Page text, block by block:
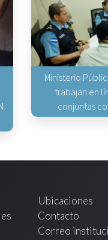
Ministerio
trabajan en
conjuntas
Ubicaciones
Contacto
Correo